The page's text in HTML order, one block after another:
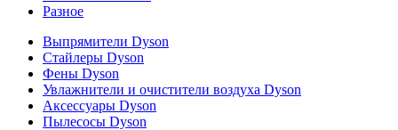
Разное
Выпрямители Dyson
Стайлеры Dyson
Фены Dyson
Увлажнители и очистители воздуха Dyson
Аксессуары Dyson
Пылесосы Dyson